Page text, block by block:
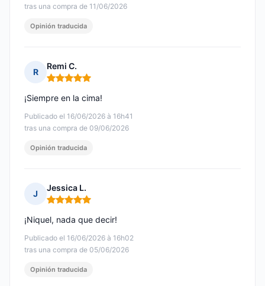
tras una compra de 11/06/2026
Opinión traducida
R
Remi C.
Nota: 5 de 5
Publicado el 16/06/2026 à 16h41
tras una compra de 09/06/2026
¡Siempre en la cima!
Opinión traducida
J
Jessica L.
Nota: 5 de 5
Publicado el 16/06/2026 à 16h02
tras una compra de 05/06/2026
¡Niquel, nada que decir!
Opinión traducida